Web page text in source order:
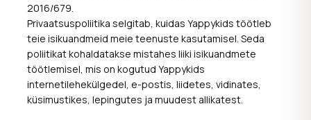
2016/679.
Privaatsuspoliitika selgitab, kuidas Yappykids töötleb
teie isikuandmeid meie teenuste kasutamisel. Seda
poliitikat kohaldatakse mistahes liiki isikuandmete
töötlemisel, mis on kogutud Yappykids
internetilehekülgedel, e-postis, liidetes, vidinates,
küsimustikes, lepingutes ja muudest allikatest.